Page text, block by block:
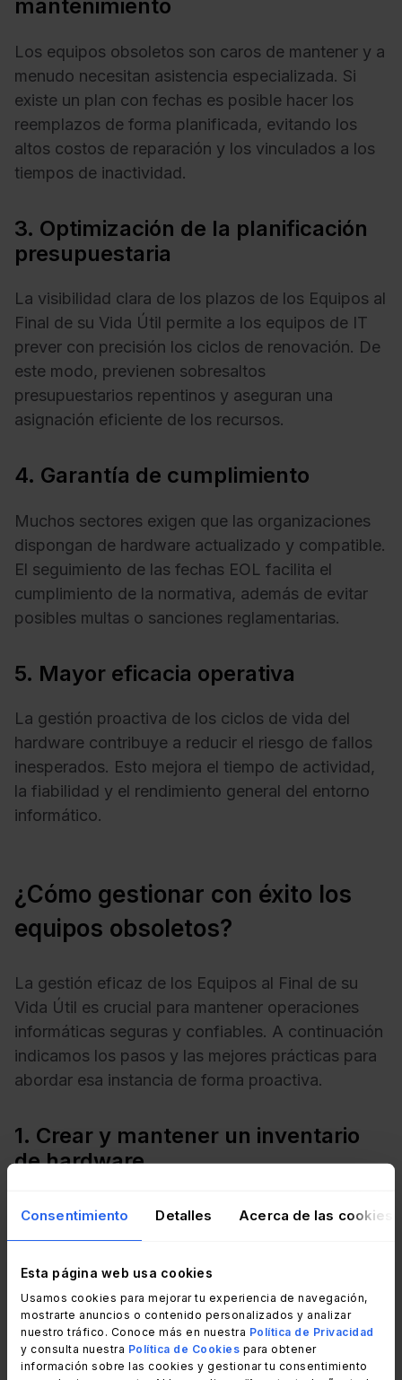
Consentimiento Detalles Acerca de las cookies
Esta página web usa cookies
Usamos cookies para mejorar tu experiencia de navegación,
mostrarte anuncios o contenido personalizados y analizar
nuestro tráfico. Conoce más en nuestra Política de Privacidad
y consulta nuestra Política de Cookies para obtener
información sobre las cookies y gestionar tu consentimiento
mantenimiento
Los equipos obsoletos son caros de mantener y a
menudo necesitan asistencia especializada. Si
existe un plan con fechas es posible hacer los
reemplazos de forma planificada, evitando los
altos costos de reparación y los vinculados a los
tiempos de inactividad.
3. Optimización de la planificación
presupuestaria
La visibilidad clara de los plazos de los Equipos al
Final de su Vida Útil permite a los equipos de IT
prever con precisión los ciclos de renovación. De
este modo, previenen sobresaltos
presupuestarios repentinos y aseguran una
asignación eficiente de los recursos.
4. Garantía de cumplimiento
Muchos sectores exigen que las organizaciones
dispongan de hardware actualizado y compatible.
El seguimiento de las fechas EOL facilita el
cumplimiento de la normativa, además de evitar
posibles multas o sanciones reglamentarias.
5. Mayor eficacia operativa
La gestión proactiva de los ciclos de vida del
hardware contribuye a reducir el riesgo de fallos
inesperados. Esto mejora el tiempo de actividad,
la fiabilidad y el rendimiento general del entorno
informático.
¿Cómo gestionar con éxito los
equipos obsoletos?
La gestión eficaz de los Equipos al Final de su
Vida Útil es crucial para mantener operaciones
informáticas seguras y confiables. A continuación
indicamos los pasos y las mejores prácticas para
abordar esa instancia de forma proactiva.
1. Crear y mantener un inventario
de hardware
La creación y actualización periódica de un
dispositivos, incluido el momento en que alcanzan
su EOL.
El registro documenta claramente los números de
modelo, las fechas de compra y las versiones de